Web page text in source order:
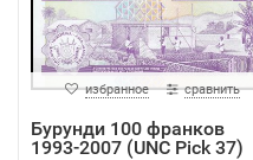
избранное сравнить
Бурунди 100 франков
1993-2007 (UNC Pick 37)